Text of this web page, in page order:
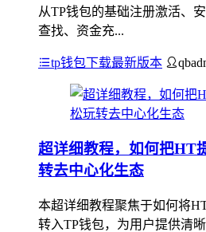
从TP钱包的基础注册激活、
查找、资金充...
tp钱包下载最新版本
超详细教程，如何把HT
转去中心化生态
本超详细教程聚焦于如何将
转入TP钱包，为用户提供清